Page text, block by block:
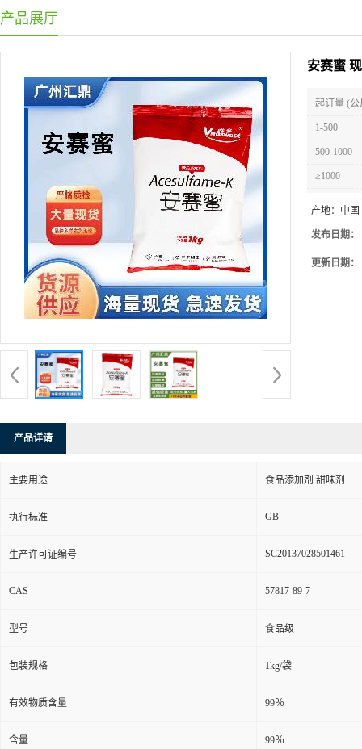
产品展厅
安赛蜜
起订量 (公
1-500
500-1000
≥1000
产地： 中国
发布日期：
更新日期：
产品详请
主要用途 食品添加剂 甜味剂
执行标准 GB
生产许可证编号 SC20137028501461
CAS 57817-89-7
型号 食品级
包装规格 1kg/袋
有效物质含量 99％
含量 99％